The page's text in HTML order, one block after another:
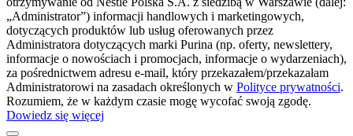
„Administrator”) informacji handlowych i marketingowych,
dotyczących produktów lub usług oferowanych przez
Administratora dotyczących marki Purina (np. oferty, newslettery,
informacje o nowościach i promocjach, informacje o wydarzeniach),
za pośrednictwem adresu e-mail, który przekazałem/przekazałam
Administratorowi na zasadach określonych w Polityce prywatności.
Rozumiem, że w każdym czasie mogę wycofać swoją zgodę.
Dowiedz się więcej